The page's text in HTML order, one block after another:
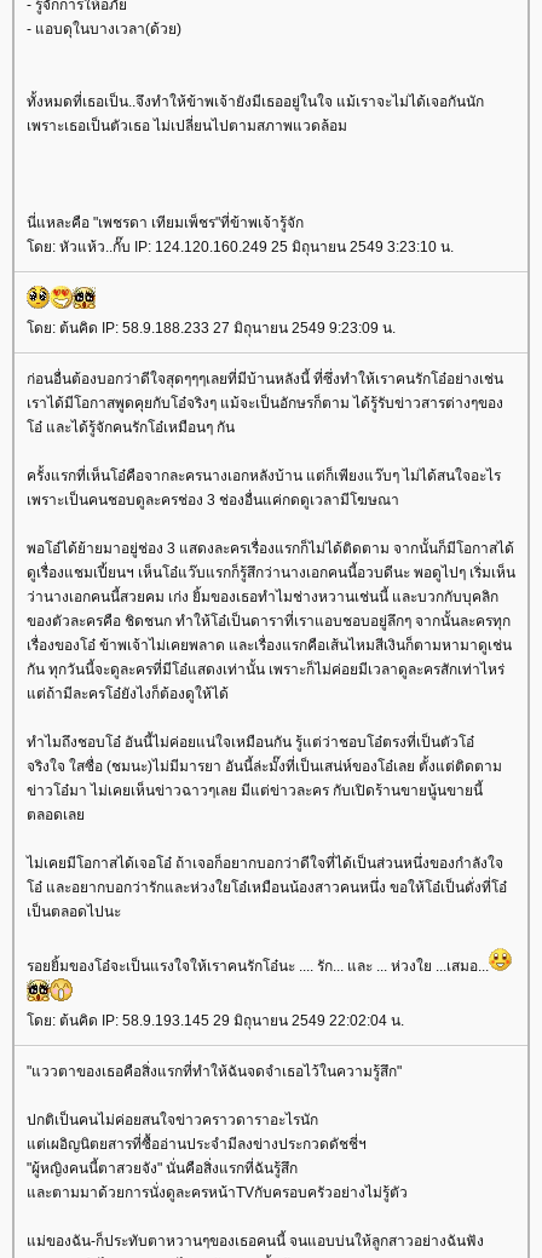
- รู้จักการให้อภัย
- แอบดุในบางเวลา(ด้วย)
ทั้งหมดที่เธอเป็น..จึงทำให้ข้าพเจ้ายังมีเธออยู่ในใจ แม้เราจะไม่ได้เจอกันนัก
เพราะเธอเป็นตัวเธอ ไม่เปลี่ยนไปตามสภาพแวดล้อม
นี่แหละคือ "เพชรดา เทียมเพ็ชร"ที่ข้าพเจ้ารู้จัก
โดย: หัวแห้ว..กั๊บ IP: 124.120.160.249 25 มิถุนายน 2549 3:23:10 น.
โดย: ต้นคิด IP: 58.9.188.233 27 มิถุนายน 2549 9:23:09 น.
ก่อนอื่นต้องบอกว่าดีใจสุดๆๆๆเลยที่มีบ้านหลังนี้ ที่ซึ่งทำให้เราคนรักโอ๋อย่างเช่น
เราได้มีโอกาสพูดคุยกับโอ๋จริงๆ แม้จะเป็นอักษรก็ตาม ได้รู้รับข่าวสารต่างๆของ
โอ๋ และได้รู้จักคนรักโอ๋เหมือนๆ กัน
ครั้งแรกที่เห็นโอ๋คือจากละครนางเอกหลังบ้าน แต่ก็เพียงแว๊บๆ ไม่ได้สนใจอะไร
เพราะเป็นคนชอบดูละครช่อง 3 ช่องอื่นแค่กดดูเวลามีโฆษณา
พอโอ๋ได้ย้ายมาอยู่ช่อง 3 แสดงละครเรื่องแรกก็ไม่ได้ติดตาม จากนั้นก็มีโอกาสได้
ดูเรื่องแชมเปี้ยนฯ เห็นโอ๋แว๊บแรกก็รู้สึกว่านางเอกคนนี้อวบดีนะ พอดูไปๆ เริ่มเห็น
ว่านางเอกคนนี้สวยคม เก่ง ยิ้มของเธอทำไมช่างหวานเช่นนี้ และบวกกับบุคลิก
ของตัวละครคือ ชิดชนก ทำให้โอ๋เป็นดาราที่เราแอบชอบอยู่ลึกๆ จากนั้นละครทุก
เรื่องของโอ๋ ข้าพเจ้าไม่เคยพลาด และเรื่องแรกคือเส้นไหมสีเงินก็ตามหามาดูเช่น
กัน ทุกวันนี้จะดูละครที่มีโอ๋แสดงเท่านั้น เพราะก็ไม่ค่อยมีเวลาดูละครสักเท่าไหร่
แต่ถ้ามีละครโอ๋ยังไงก็ต้องดูให้ได้
ทำไมถึงชอบโอ๋ อันนี้ไม่ค่อยแน่ใจเหมือนกัน รู้แต่ว่าชอบโอ๋ตรงที่เป็นตัวโอ๋
จริงใจ ใสซื่อ (ชมนะ)ไม่มีมารยา อันนี้ล่ะมั๊งที่เป็นเสน่ห์ของโอ๋เลย ตั้งแต่ติดตาม
ข่าวโอ๋มา ไม่เคยเห็นข่าวฉาวๆเลย มีแต่ข่าวละคร กับเปิดร้านขายนู้นขายนี้
ตลอดเลย
ไม่เคยมีโอกาสได้เจอโอ๋ ถ้าเจอก็อยากบอกว่าดีใจที่ได้เป็นส่วนหนึ่งของกำลังใจ
โอ๋ และอยากบอกว่ารักและห่วงใยโอ๋เหมือนน้องสาวคนหนึ่ง ขอให้โอ๋เป็นดั่งที่โอ๋
เป็นตลอดไปนะ
รอยยิ้มของโอ๋จะเป็นแรงใจให้เราคนรักโอ๋นะ .... รัก... และ ... ห่วงใย ...เสมอ...
โดย: ต้นคิด IP: 58.9.193.145 29 มิถุนายน 2549 22:02:04 น.
"แววตาของเธอคือสิ่งแรกที่ทำให้ฉันจดจำเธอไว้ในความรู้สึก"
ปกติเป็นคนไม่ค่อยสนใจข่าวคราวดาราอะไรนัก
แต่เผอิญนิตยสารที่ซื้ออ่านประจำมีลงข่างประกวดดัชชี่ฯ
"ผู้หญิงคนนี้ตาสวยจัง" นั่นคือสิ่งแรกที่ฉันรู้สึก
และตามมาด้วยการนั่งดูละครหน้าTVกับครอบครัวอย่างไม่รู้ตัว
แม่ของฉัน-ก็ประทับตาหวานๆของเธอคนนี้ จนแอบบ่นให้ลูกสาวอย่างฉันฟัง